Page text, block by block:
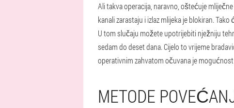
Ali takva operacija, naravno, oštećuje
kanali zarastaju i izlaz mlijeka je blokiran.
U tom slučaju možete upotrijebiti nježniju
sedam do deset dana. Cijelo to vrijeme
operativnim zahvatom očuvana je
METODE